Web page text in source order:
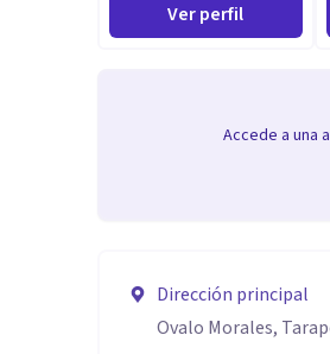
Ver perfil
Accede a una
Dirección principal
Ovalo Morales,